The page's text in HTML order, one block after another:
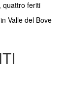
quattro feriti
Valle del Bove